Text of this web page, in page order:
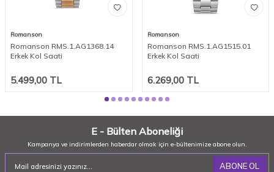
Romanson
Romanson RMS.1.AG1368.14
Erkek Kol Saati
5.499,00 TL
Romanson
Romanson RMS.1.AG1515.01
Erkek Kol Saati
6.269,00TL
E - Bülten Aboneliği
Kampanya ve indirimlerden haberdar olmak için e-bültenimize abone olun.
ABONE OL